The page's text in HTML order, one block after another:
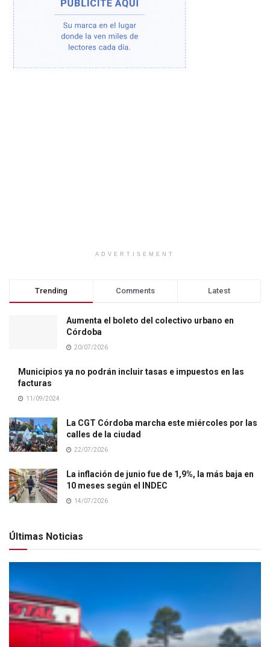
ADVERTISEMENT
Trending Comments Latest
Aumenta el boleto del colectivo urbano en
Córdoba
20/07/2026
Municipios ya no podrán incluir tasas e impuestos en las
facturas
11/09/2024
La CGT Córdoba marcha este miércoles por las
calles de la ciudad
22/07/2026
La inflación de junio fue de 1,9%, la más baja en
10 meses según el INDEC
14/07/2026
Últimas Noticias